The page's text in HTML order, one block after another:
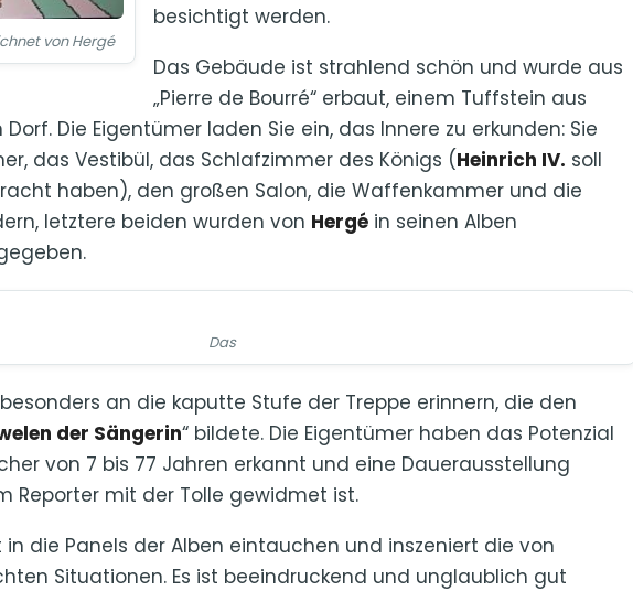
von Hergé
besichtigt werden.
Das Gebäude ist strahlend schön und wurde aus
„Pierre de Bourré“ erbaut, einem Tuffstein aus
Die Eigentümer laden Sie ein, das Innere zu erkunden: Sie
das Vestibül, das Schlafzimmer des Königs (Heinrich IV. soll
haben), den großen Salon, die Waffenkammer und die
letztere beiden wurden von Hergé in seinen Alben
Das
an die kaputte Stufe der Treppe erinnern, die den
der Sängerin“ bildete. Die Eigentümer haben das Potenzial
von 7 bis 77 Jahren erkannt und eine Dauerausstellung
Reporter mit der Tolle gewidmet ist.
in die Panels der Alben eintauchen und inszeniert die von
Situationen. Es ist beeindruckend und unglaublich gut